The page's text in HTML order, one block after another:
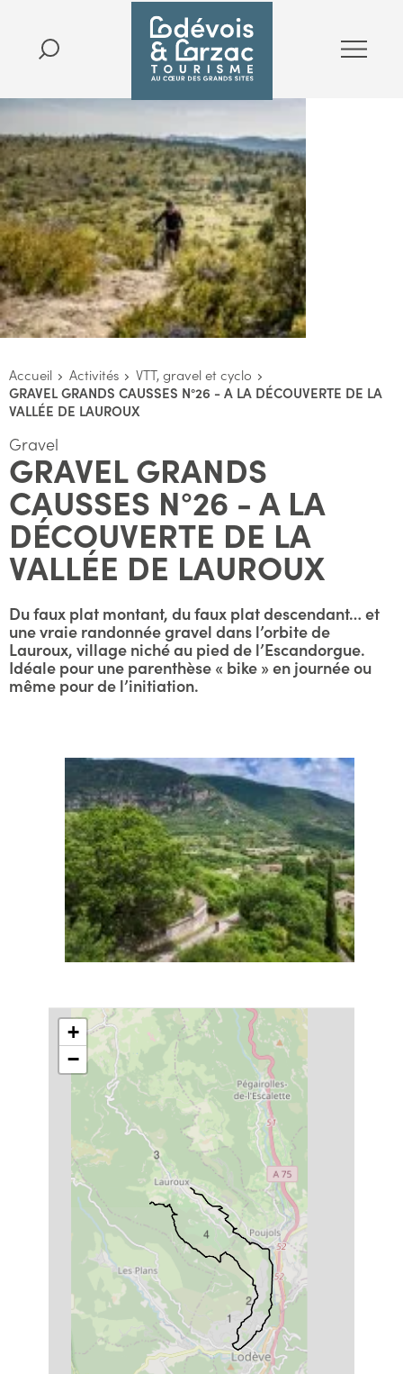
Accueil Activités
VTT, gravel et cyclo
GRAVEL GRANDS CAUSSES N°26 - A LA DÉCOUVERTE DE LA
VALLÉE DE LAUROUX
Gravel
GRAVEL GRANDS
CAUSSES N°26 - A LA
DÉCOUVERTE DE LA
VALLÉE DE LAUROUX
Du faux plat montant, du faux plat descendant… et
une vraie randonnée gravel dans l’orbite de
Lauroux, village niché au pied de l’Escandorgue.
Idéale pour une parenthèse « bike » en journée ou
même pour de l’initiation.
1
2
3
4
+
−